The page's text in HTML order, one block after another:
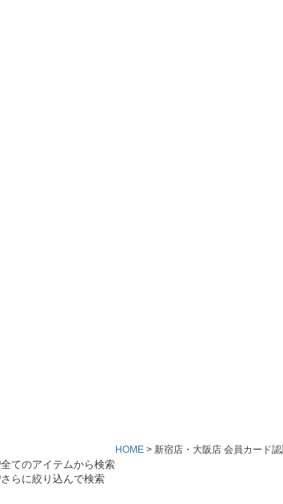
全てのアイテムから検索
さらに絞り込んで検索
HOME 新宿店・大阪店 会員カード